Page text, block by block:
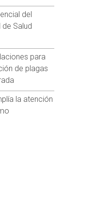
del
Salud
para
de plagas
la atención